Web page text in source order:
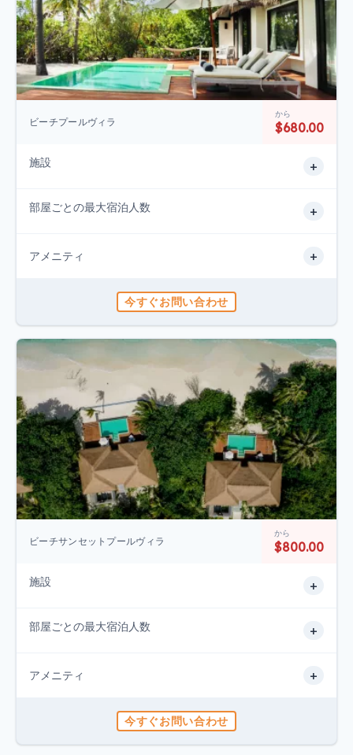
ビーチプールヴィラ
から
$680.00
施設 +
部屋ごとの最大宿泊人数 +
アメニティ +
今すぐお問い合わせ
ビーチサンセットプールヴィラ
から
$800.00
施設 +
部屋ごとの最大宿泊人数 +
アメニティ +
今すぐお問い合わせ